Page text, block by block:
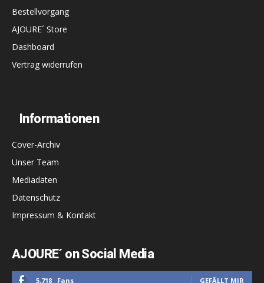
Bestellvorgang
AJOURE´ Store
Dashboard
Vertrag widerrufen
Informationen
Cover-Archiv
Unser Team
Mediadaten
Datenschutz
Impressum & Kontakt
AJOURE´ on Social Media
5,718 Fans GEFÄLLT MIR